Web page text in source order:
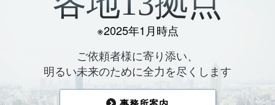
※2025年1月時点
ご依頼者様に寄り添い、
明るい未来のために全力を尽くします